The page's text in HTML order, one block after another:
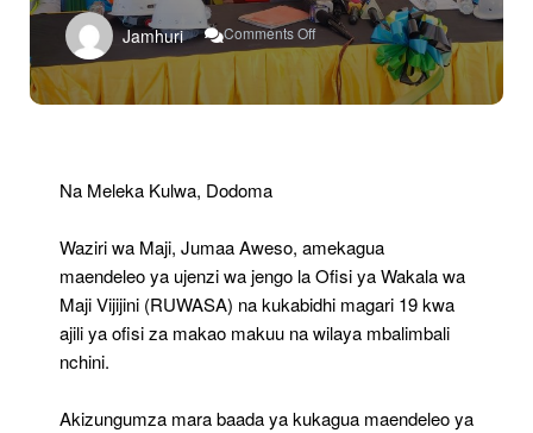
Jamhuri Comments Off
On
Waziri
Aweso
Akagua
19
Na Meleka Kulwa, Dodoma
Waziri wa Maji, Jumaa Aweso, amekagua
maendeleo ya ujenzi wa jengo la Ofisi ya Wakala wa
Maji Vijijini (RUWASA) na kukabidhi magari 19 kwa
ajili ya ofisi za makao makuu na wilaya mbalimbali
nchini.
Akizungumza mara baada ya kukagua maendeleo ya